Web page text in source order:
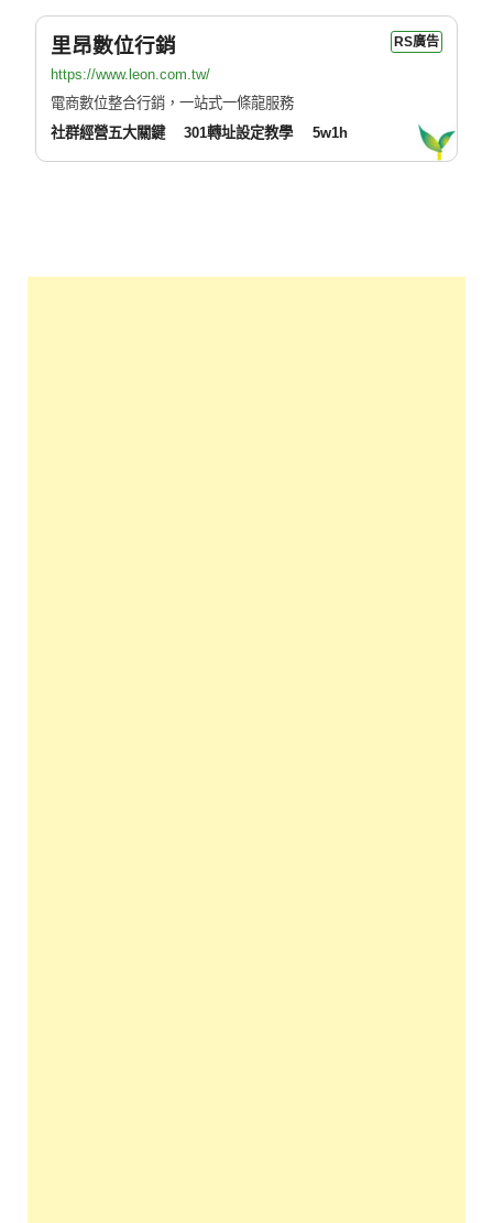
里昂數位行銷 RS廣告
https://www.leon.com.tw/
電商數位整合行銷，一站式一條龍服務
社群經營五大關鍵
301轉址設定教學 5w1h